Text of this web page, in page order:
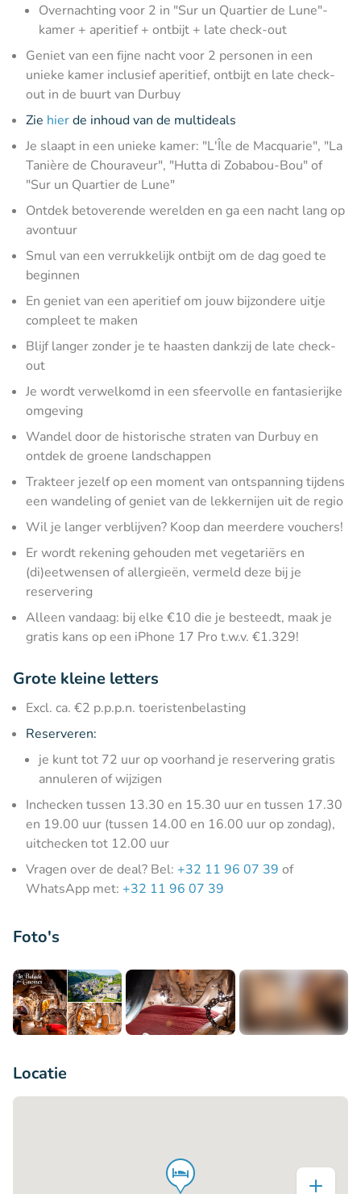
Overnachting voor 2 in "Sur un Quartier de Lune"-
kamer + aperitief + ontbijt + late check-out
Geniet van een fijne nacht voor 2 personen in een
unieke kamer inclusief aperitief, ontbijt en late check-
out in de buurt van Durbuy
Zie hierde inhoud van de multideals
Je slaapt in een unieke kamer: "L'Île de Macquarie", "La
Tanière de Chouraveur", "Hutta di Zobabou-Bou" of
"Sur un Quartier de Lune"
Ontdek betoverende werelden en ga een nacht lang op
avontuur
Smul van een verrukkelijk ontbijt om de dag goed te
beginnen
En geniet van een aperitief om jouw bijzondere uitje
compleet te maken
Blijf langer zonder je te haasten dankzij de late check-
out
Je wordt verwelkomd in een sfeervolle en fantasierijke
omgeving
Wandel door de historische straten van Durbuy en
ontdek de groene landschappen
Trakteer jezelf op een moment van ontspanning tijdens
een wandeling of geniet van de lekkernijen uit de regio
Wil je langer verblijven? Koop dan meerdere vouchers!
Er wordt rekening gehouden met vegetariërs en
(di)eetwensen of allergieën, vermeld deze bij je
reservering
Alleen vandaag: bij elke €10 die je besteedt, maak je
gratis kans op een iPhone 17 Pro t.w.v. €1.329!
Grote kleine letters
Excl. ca. €2 p.p.p.n. toeristenbelasting
Reserveren:
je kunt tot 72 uur op voorhand je reservering gratis
annuleren of wijzigen
Inchecken tussen 13.30 en 15.30 uur en tussen 17.30
en 19.00 uur (tussen 14.00 en 16.00 uur op zondag),
uitchecken tot 12.00 uur
Vragen over de deal? Bel: +32 11 96 07 39 of
WhatsApp met: +32 11 96 07 39
Foto's
Locatie